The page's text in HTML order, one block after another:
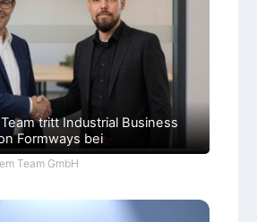
tritt Industrial Business
Formways bei
Team GmbH